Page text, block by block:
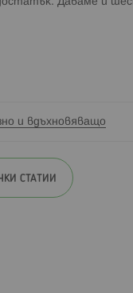
и вдъхновяващо
СТАТИИ